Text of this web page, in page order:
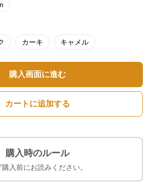
カーキ キャメル
購入画面に進む
カートに追加する
購入時のルール
購入前にお読みください。